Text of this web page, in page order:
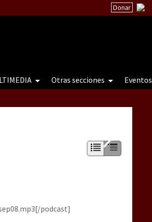
Donar
Otras secciones Eventos
e a natureza e a natureza sob cerco)
sob cerco)
podcast]